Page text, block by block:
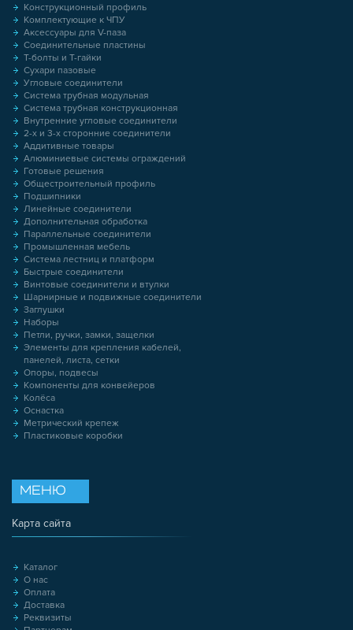
Конструкционный профиль
Комплектующие к ЧПУ
Аксессуары для V-паза
Соединительные пластины
Т-болты и Т-гайки
Сухари пазовые
Угловые соединители
Система трубная модульная
Система трубная конструкционная
Внутренние угловые соединители
2-х и 3-х сторонние соединители
Аддитивные товары
Алюминиевые системы ограждений
Готовые решения
Общестроительный профиль
Подшипники
Линейные соединители
Дополнительная обработка
Параллельные соединители
Промышленная мебель
Система лестниц и платформ
Быстрые соединители
Винтовые соединители и втулки
Шарнирные и подвижные соединители
Заглушки
Наборы
Петли, ручки, замки, защелки
Элементы для крепления кабелей,
панелей, листа, сетки
Опоры, подвесы
Компоненты для конвейеров
Колёса
Оснастка
Метрический крепеж
Пластиковые коробки
МЕНЮ
Карта сайта
Каталог
О нас
Оплата
Доставка
Реквизиты